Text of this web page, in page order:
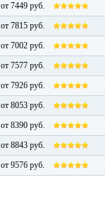
от 7449 руб.
от 7815 руб.
от 7002 руб.
от 7577 руб.
от 7926 руб.
от 8053 руб.
от 8390 руб.
от 8843 руб.
от 9576 руб.